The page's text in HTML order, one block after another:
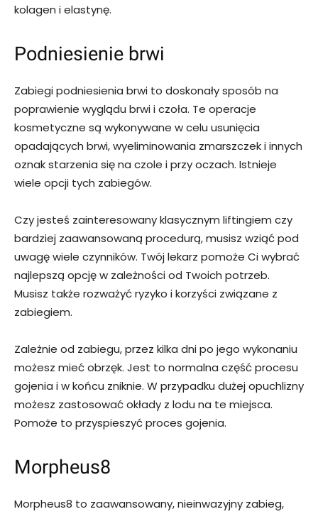
kolagen i elastynę.
Podniesienie brwi
Zabiegi podniesienia brwi to doskonały sposób na
poprawienie wyglądu brwi i czoła. Te operacje
kosmetyczne są wykonywane w celu usunięcia
opadających brwi, wyeliminowania zmarszczek i innych
oznak starzenia się na czole i przy oczach. Istnieje
wiele opcji tych zabiegów.
Czy jesteś zainteresowany klasycznym liftingiem czy
bardziej zaawansowaną procedurą, musisz wziąć pod
uwagę wiele czynników. Twój lekarz pomoże Ci wybrać
najlepszą opcję w zależności od Twoich potrzeb.
Musisz także rozważyć ryzyko i korzyści związane z
zabiegiem.
Zależnie od zabiegu, przez kilka dni po jego wykonaniu
możesz mieć obrzęk. Jest to normalna część procesu
gojenia i w końcu zniknie. W przypadku dużej opuchlizny
możesz zastosować okłady z lodu na te miejsca.
Pomoże to przyspieszyć proces gojenia.
Morpheus8
Morpheus8 to zaawansowany, nieinwazyjny zabieg,